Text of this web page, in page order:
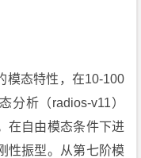
模态特性，在10-100
分析（radios-v11）
在自由模态条件下进
性振型。从第七阶模